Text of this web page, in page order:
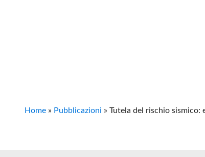
Home » Pubblicazioni » Tutela del rischio sismico: